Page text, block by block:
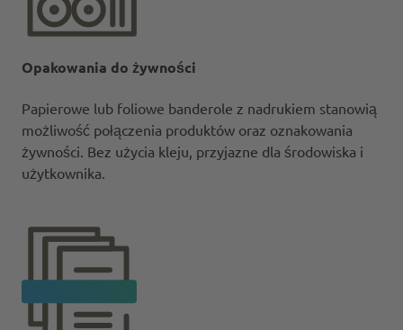
Opakowania do żywności
Papierowe lub foliowe banderole z nadrukiem stanowią
możliwość połączenia produktów oraz oznakowania
żywności. Bez użycia kleju, przyjazne dla środowiska i
użytkownika.